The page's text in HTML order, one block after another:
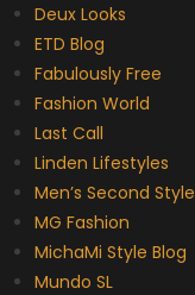
Deux Looks
ETD Blog
Fabulously Free
Fashion World
Last Call
Linden Lifestyles
Men’s Second Style
MG Fashion
MichaMi Style Blog
Mundo SL